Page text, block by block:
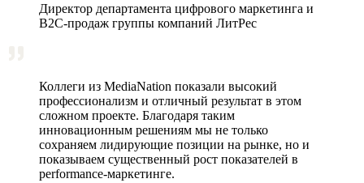
Директор департамента цифрового маркетинга и
В2С-продаж группы компаний ЛитРес
Коллеги из MediaNation показали высокий
профессионализм и отличный результат в этом
сложном проекте. Благодаря таким
инновационным решениям мы не только
сохраняем лидирующие позиции на рынке, но и
показываем существенный рост показателей в
performance-маркетинге.